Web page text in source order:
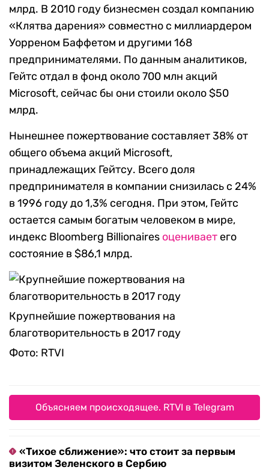
млрд. В 2010 году бизнесмен создал компанию
«Клятва дарения» совместно с миллиардером
Уорреном Баффетом и другими 168
предпринимателями. По данным аналитиков,
Гейтс отдал в фонд около 700 млн акций
Microsoft, сейчас бы они стоили около $50
млрд.
Нынешнее пожертвование составляет 38% от
общего объема акций Microsoft,
принадлежащих Гейтсу. Всего доля
предпринимателя в компании снизилась с 24%
в 1996 году до 1,3% сегодня. При этом, Гейтс
остается самым богатым человеком в мире,
индекс Bloomberg Billionaires оцениваетего
состояние в $86,1 млрд.
Крупнейшие пожертвования на
благотворительность в 2017 году
Фото: RTVI
Объясняем происходящее. RTVI в Telegram
«Тихое сближение»: что стоит за первым
визитом Зеленского в Сербию